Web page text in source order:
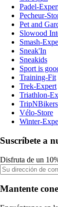
Padel-
Pecheur-
Pet and
Slowood
Smash-
Sneak'In
Sneakids
Sport is
Training-Fit
Trek-Expert
Triathlon-
TripNBikers
Vélo-Store
Winter-
Suscríbete a
Disfruta de un
Mantente